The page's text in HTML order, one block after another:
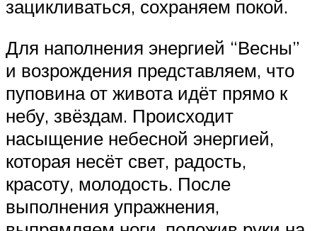
зацикливаться, сохраняем покой.
Для наполнения энергией “Весны”
и возрождения представляем, что
пуповина от живота идёт прямо к
небу, звёздам. Происходит
насыщение небесной энергией,
которая несёт свет, радость,
красоту, молодость. После
выполнения упражнения,